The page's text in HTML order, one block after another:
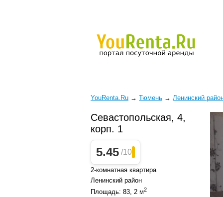
YouRenta.Ru → Тюмень → Ленинский
Севастопольская, 4,
корп. 1
5.45 /10
2-комнатная квартира
Ленинский район
Площадь: 83, 2 м2